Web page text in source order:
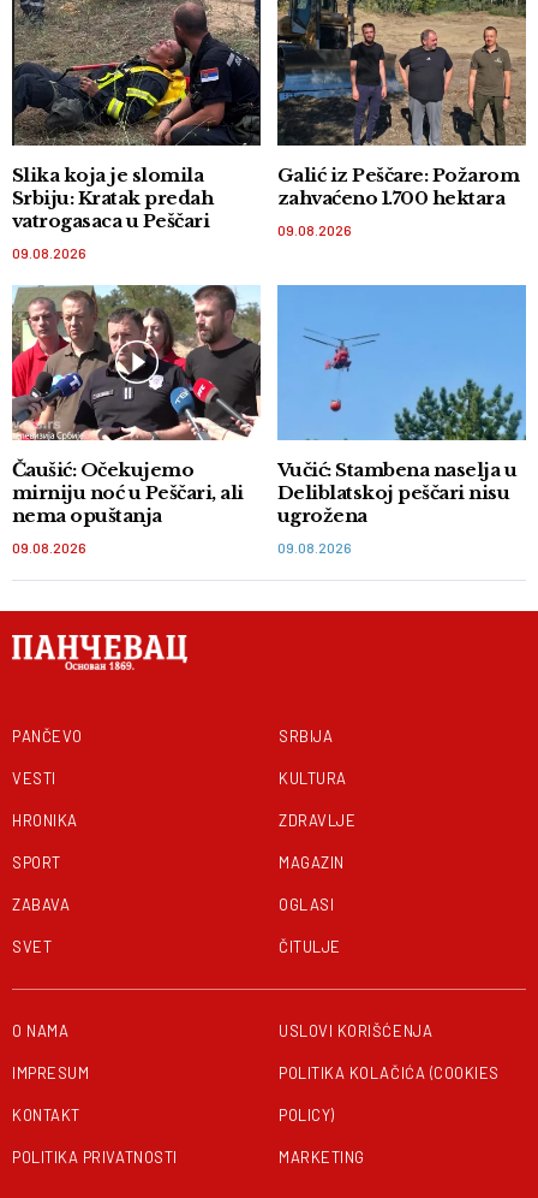
Slika koja je slomila
Srbiju: Kratak predah
vatrogasaca u Peščari
09.08.2026
Galić iz Peščare: Požarom
zahvaćeno 1.700 hektara
09.08.2026
Čaušić: Očekujemo
mirniju noć u Peščari, ali
nema opuštanja
09.08.2026
Vučić: Stambena naselja u
Deliblatskoj peščari nisu
ugrožena
09.08.2026
PANČEVO
VESTI
HRONIKA
SPORT
ZABAVA
SVET
SRBIJA
KULTURA
ZDRAVLJE
MAGAZIN
OGLASI
ČITULJE
O NAMA
IMPRESUM
KONTAKT
POLITIKA PRIVATNOSTI
USLOVI KORIŠĆENJA
POLITIKA KOLAČIĆA (COOKIES
POLICY)
MARKETING